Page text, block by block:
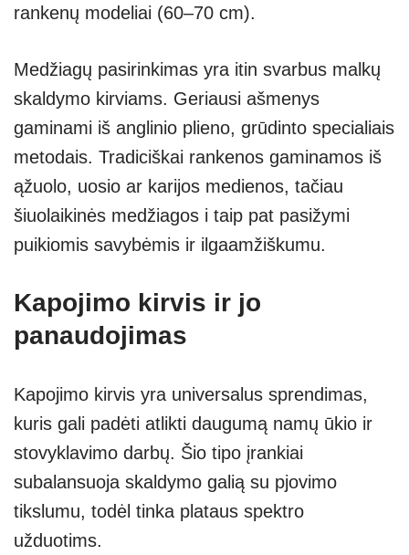
rankenų modeliai (60–70 cm).
Medžiagų pasirinkimas yra itin svarbus malkų
skaldymo kirviams. Geriausi ašmenys
gaminami iš anglinio plieno, grūdinto specialiais
metodais. Tradiciškai rankenos gaminamos iš
ąžuolo, uosio ar karijos medienos, tačiau
šiuolaikinės medžiagos i taip pat pasižymi
puikiomis savybėmis ir ilgaamžiškumu.
Kapojimo kirvis ir jo
panaudojimas
Kapojimo kirvis yra universalus sprendimas,
kuris gali padėti atlikti daugumą namų ūkio ir
stovyklavimo darbų. Šio tipo įrankiai
subalansuoja skaldymo galią su pjovimo
tikslumu, todėl tinka plataus spektro
užduotims.